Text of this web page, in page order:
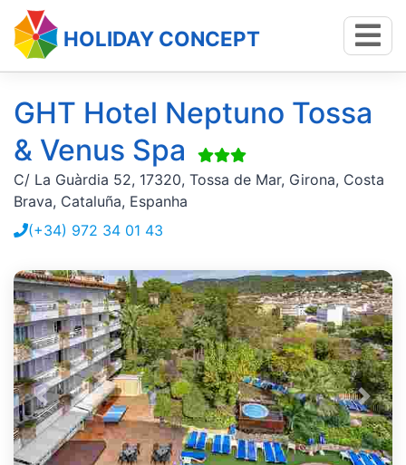
HOLIDAY CONCEPT
GHT Hotel Neptuno Tossa
& Venus Spa
C/ La Guàrdia 52, 17320, Tossa de Mar, Girona, Costa
Brava, Cataluña, Espanha
(+34) 972 34 01 43